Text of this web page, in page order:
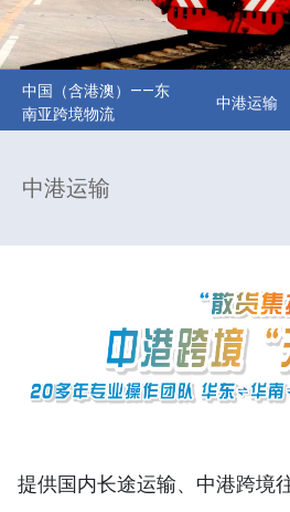
中国（含港澳）——东
南亚跨境物流
中港运输
中港运输
提供国内长途运输、中港跨境